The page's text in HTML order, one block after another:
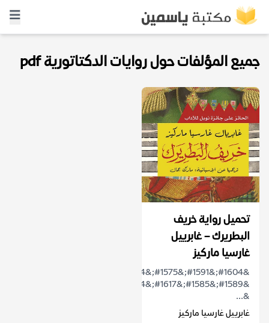
جميع المؤلفات حول روايات الدكتاتورية pdf
تحميل رواية خريف
البطريرك – غابرييل
غارسيا ماركيز
&...
غابرييل غارسيا ماركيز